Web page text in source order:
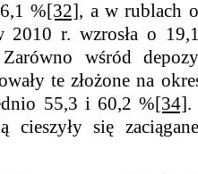
%[32], a w rublach
2010 r. wzrosła o
wśród
te złożone na
55,3 i 60,2 %[34].
cieszyły się